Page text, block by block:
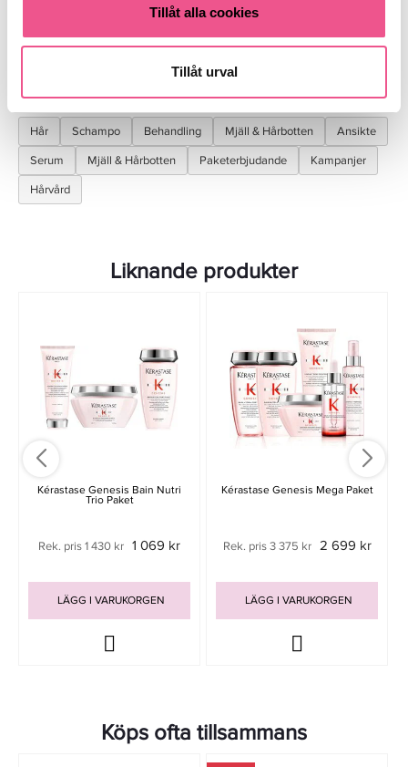
Tillåt alla cookies
Tillåt urval
Recensioner
Finns i:
Hår Schampo Behandling Mjäll & Hårbotten
Ansikte
Serum
Mjäll & Hårbotten Paketerbjudande
Kampanjer
Hårvård
Liknande produkter
Kérastase Genesis Bain Nutri
Trio Paket
Rek. pris 1 430 kr 1 069 kr
LÄGG I VARUKORGEN
Kérastase Genesis Mega Paket
Rek. pris 3 375 kr 2 699 kr
LÄGG I VARUKORGEN
Köps ofta tillsammans